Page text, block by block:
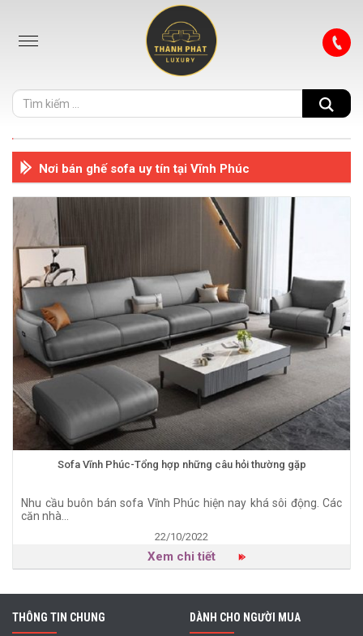
Nơi bán ghế sofa uy tín tại Vĩnh Phúc
Sofa Vĩnh Phúc-Tổng hợp những câu hỏi thường gặp
Nhu cầu buôn bán sofa Vĩnh Phúc hiện nay khá sôi động. Các
căn nhà...
22/10/2022
Xem chi tiết
THÔNG TIN CHUNG DÀNH CHO NGƯỜI MUA